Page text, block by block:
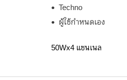
Techno
ผู้ใช้กำหนดเอง
50Wx4 แชนเนล